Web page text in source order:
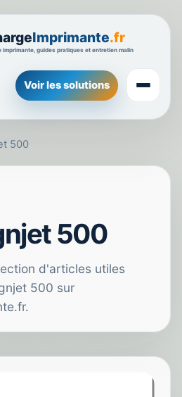
Voir les solutions
500
500
d'articles utiles
500 sur